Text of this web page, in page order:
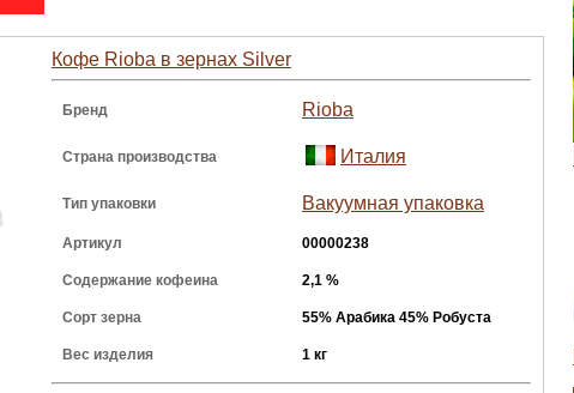
Кофе Rioba в зернах Silver
Бренд Rioba
Страна производства Италия
Тип упаковки Вакуумная упаковка
Артикул 00000238
Содержание кофеина 2,1 %
Сорт зерна 55% Арабика 45% Робуста
Вес изделия 1 кг